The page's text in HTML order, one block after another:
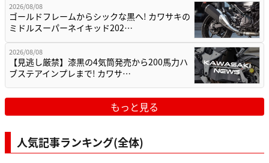
2026/08/08
ゴールドフレームからシックな黒へ! カワサキの
ミドルスーパーネイキッド202…
2026/08/08
【見逃し厳禁】漆黒の4気筒発売から200馬力ハ
ブステアインプレまで! カワサ…
もっと見る
人気記事ランキング(全体)